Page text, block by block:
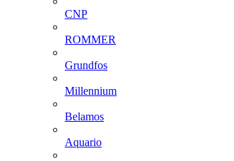
CNP
ROMMER
Grundfos
Millennium
Belamos
Aquario